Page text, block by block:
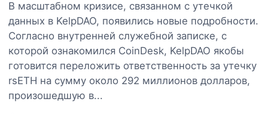
В масштабном кризисе, связанном с утечкой
данных в KelpDAO, появились новые подробности.
Согласно внутренней служебной записке, с
которой ознакомился CoinDesk, KelpDAO якобы
готовится переложить ответственность за утечку
rsETH на сумму около 292 миллионов долларов,
произошедшую в...